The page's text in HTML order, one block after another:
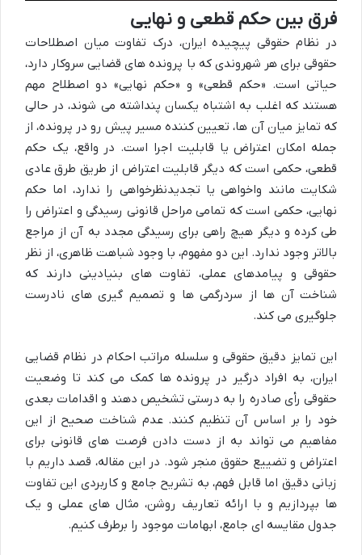
فرق بین حکم قطعی و نهایی
در نظام حقوقی پیچیده ایران، درک تفاوت میان اصطلاحات
حقوقی برای هر شهروندی که با پرونده های قضایی سروکار دارد،
حیاتی است. «حکم قطعی» و «حکم نهایی» دو اصطلاح مهم
هستند که اغلب به اشتباه یکسان پنداشته می شوند، در حالی
که تمایز میان آن ها، تعیین کننده مسیر پیش رو در پرونده، از
جمله امکان اعتراض یا قابلیت اجرا است. در واقع، یک حکم
قطعی، حکمی است که دیگر قابلیت اعتراض از طریق طرق عادی
شکایت مانند واخواهی یا تجدیدنظرخواهی را ندارد، اما حکم
نهایی، حکمی است که تمامی مراحل قانونی رسیدگی و اعتراض را
طی کرده و دیگر هیچ راهی برای رسیدگی مجدد به آن از مراجع
بالاتر وجود ندارد. این دو مفهوم، با وجود شباهت ظاهری، از نظر
حقوقی و پیامدهای عملی، تفاوت های بنیادینی دارند که
شناخت آن ها از سردرگمی ها و تصمیم گیری های نادرست
جلوگیری می کند.
این تمایز دقیق حقوقی و سلسله مراتب احکام در نظام قضایی
ایران، به افراد درگیر در پرونده ها کمک می کند تا وضعیت
حقوقی رأی صادره را به درستی تشخیص دهند و اقدامات بعدی
خود را بر اساس آن تنظیم کنند. عدم شناخت صحیح از این
مفاهیم می تواند به از دست دادن فرصت های قانونی برای
اعتراض و تضییع حقوق منجر شود. در این مقاله، قصد داریم با
زبانی دقیق اما قابل فهم، به تشریح جامع و کاربردی این تفاوت
ها بپردازیم و با ارائه تعاریف روشن، مثال های عملی و یک
جدول مقایسه ای جامع، ابهامات موجود را برطرف کنیم.